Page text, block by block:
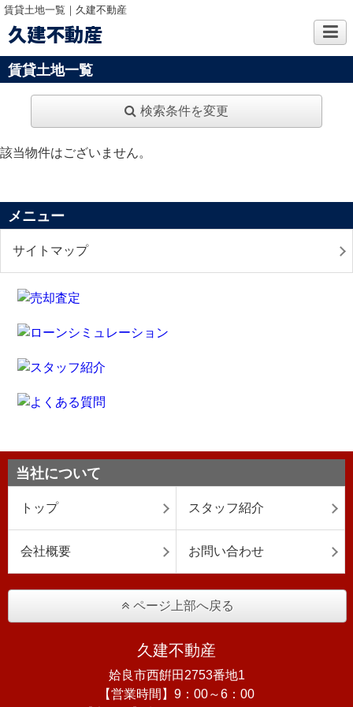
賃貸土地一覧｜久建不動産
久建不動産
賃貸土地一覧
検索条件を変更
該当物件はございません。
メニュー
サイトマップ
当社について
トップ スタッフ紹介
会社概要 お問い合わせ
ページ上部へ戻る
久建不動産
姶良市西餠田2753番地1
【営業時間】9：00～6：00